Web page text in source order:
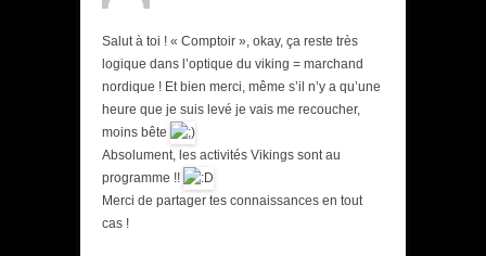
Salut à toi ! « Comptoir », okay, ça reste très
logique dans l’optique du viking = marchand
nordique ! Et bien merci, même s’il n’y a qu’une
heure que je suis levé je vais me recoucher,
moins bête
Absolument, les activités Vikings sont au
programme !!
Merci de partager tes connaissances en tout
cas !